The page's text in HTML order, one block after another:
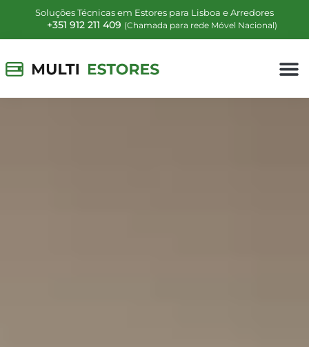
Soluções Técnicas em Estores para Lisboa e Arredores
+351 912 211 409 (Chamada para rede Móvel Nacional)